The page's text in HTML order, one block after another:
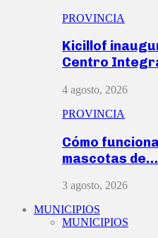
PROVINCIA
Kicillof
Centro
4 agosto, 2026
PROVINCIA
Cómo
mascotas de…
3 agosto, 2026
MUNICIPIOS
MUNICIPIOS